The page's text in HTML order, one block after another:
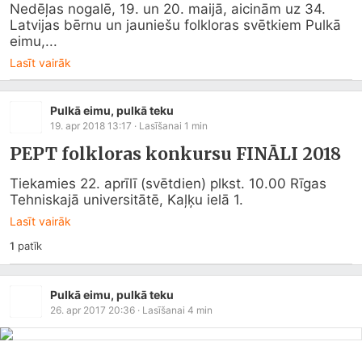
Nedēļas nogalē, 19. un 20. maijā, aicinām uz 34.
Latvijas bērnu un jauniešu folkloras svētkiem Pulkā
eimu,...
Lasīt vairāk
Pulkā eimu, pulkā teku
19. apr 2018 13:17 · Lasīšanai 1 min
PEPT folkloras konkursu FINĀLI 2018
Tiekamies 22. aprīlī (svētdien) plkst. 10.00 Rīgas
Tehniskajā universitātē, Kaļķu ielā 1.
Lasīt vairāk
1 patīk
Pulkā eimu, pulkā teku
26. apr 2017 20:36 · Lasīšanai 4 min